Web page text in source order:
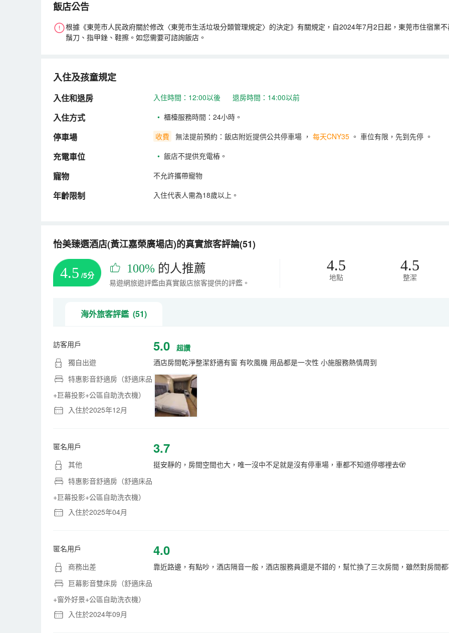
飯店公告
根據《東莞市人民政府關於修改〈東莞市生活垃圾分類管理規定〉的決定》有關規定，自2024年7月2日起，東莞市住宿業
鬚刀、指甲銼、鞋擦。如您需要可諮詢飯店。
入住及孩童規定
入住和退房 入住時間：12:00以後 退房時間：14:00以前
入住方式 • 櫃檯服務時間：24小時。
停車場 收費 無法提前預約：飯店附近提供公共停車場 ， 每天CNY35 。 車位有限，先到先停 。
充電車位 • 飯店不提供充電樁。
寵物 不允許攜帶寵物
年齡限制 入住代表人需為18歲以上。
怡美臻選酒店(黃江嘉榮廣場店)的真實旅客評論(51)
4.5 /5分 100% 的人推薦
易遊網旅遊評鑑由真實飯店旅客提供的評鑑。
4.5
地點
4.5
整潔
海外旅客評鑑 (51)
訪客用戶
獨自出遊
特惠影音舒適房（舒適床品
+巨幕投影+公區自助洗衣機）
入住於2025年12月
5.0
超讚
酒店房間乾淨整潔舒適有窗 有吹風機 用品都是一次性 小施服務熱情周到
匿名用戶
其他
特惠影音舒適房（舒適床品
+巨幕投影+公區自助洗衣機）
入住於2025年04月
3.7
挺安靜的，房間空間也大，唯一沒中不足就是沒有停車場，車都不知道停哪裡去🫣
匿名用戶
商務出差
巨幕影音雙床房（舒適床品
+窗外好景+公區自助洗衣機）
入住於2024年09月
4.0
靠近路邊，有點吵，酒店隔音一般，酒店服務員還是不錯的，幫忙換了三次房間，雖然對房間